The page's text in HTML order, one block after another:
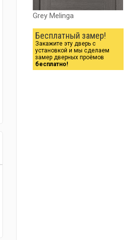
Grey Melinga
Бесплатный замер!
Закажите эту дверь с
установкой и мы сделаем
замер дверных проёмов
бесплатно!